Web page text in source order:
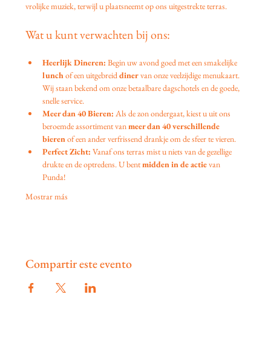
vrolijke muziek, terwijl u plaatsneemt op ons uitgestrekte terras.
Wat u kunt verwachten bij ons:
Heerlijk Dineren: Begin uw avond goed met een smakelijke
lunch of een uitgebreid diner van onze veelzijdige menukaart.
Wij staan bekend om onze betaalbare dagschotels en de goede,
snelle service.
Meer dan 40 Bieren: Als de zon ondergaat, kiest u uit ons
beroemde assortiment van meer dan 40 verschillende
bieren of een ander verfrissend drankje om de sfeer te vieren.
Perfect Zicht: Vanaf ons terras mist u niets van de gezellige
drukte en de optredens. U bent midden in de actie van
Punda!
Mostrar más
Compartir este evento